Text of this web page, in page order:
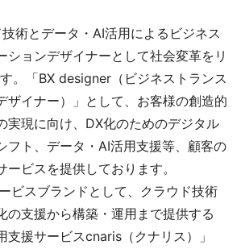
術とデータ・AI活用によるビジネス
ションデザイナーとして社会変革をリ
。「BX designer（ビジネストランス
ザイナー）」として、お客様の創造的
実現に向け、DX化のためのデジタル
フト、データ・AI活用支援等、顧客の
ビスを提供しております。
ビスブランドとして、クラウド技術
の支援から構築・運用まで提供する
支援サービスcnaris（クナリス）」